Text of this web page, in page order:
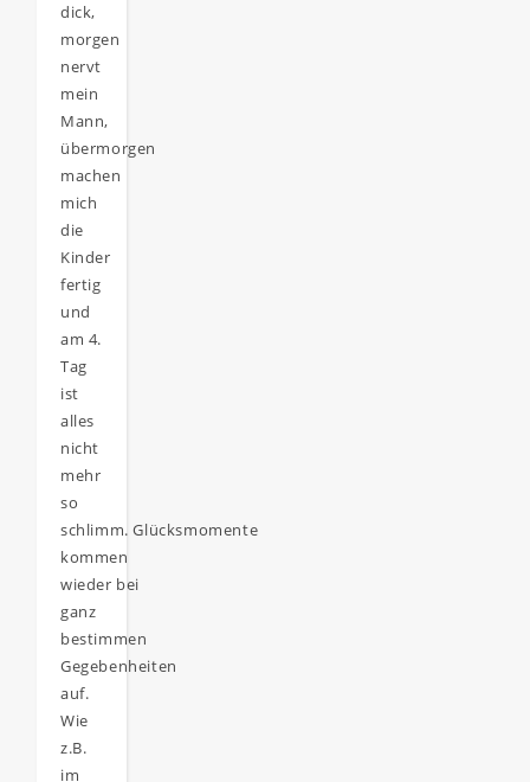
dick,
morgen
nervt
mein
Mann,
übermorgen
machen
mich
die
Kinder
fertig
und
am 4.
Tag
ist
alles
nicht
mehr
so
schlimm. Glücksmomente
kommen
wieder bei
ganz
bestimmen
Gegebenheiten
auf.
Wie
z.B.
im